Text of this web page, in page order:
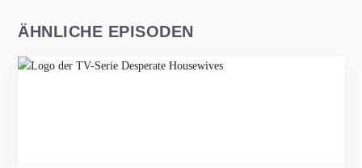
ÄHNLICHE EPISODEN